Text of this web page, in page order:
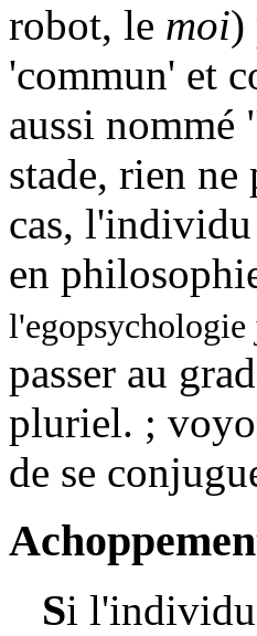
robot, le moi)
'commun' et
aussi nommé
stade, rien
cas,
en
l'egopsychologie
passer au
pluriel. ;
de se
Si l'individu